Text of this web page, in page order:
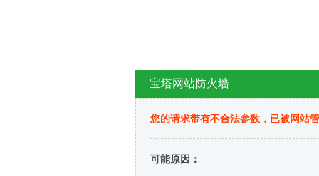
宝塔网站防火墙
您的请求带有不合法参数，已被网站
可能原因：